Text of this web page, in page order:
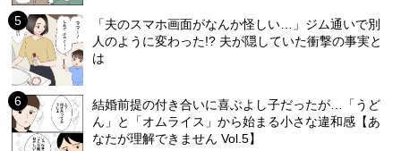
「夫のスマホ画面がなんか怪しい…」ジム通いで別
人のように変わった!? 夫が隠していた衝撃の事実と
は
結婚前提の付き合いに喜ぶよし子だったが…「うど
ん」と「オムライス」から始まる小さな違和感【あ
なたが理解できません Vol.5】